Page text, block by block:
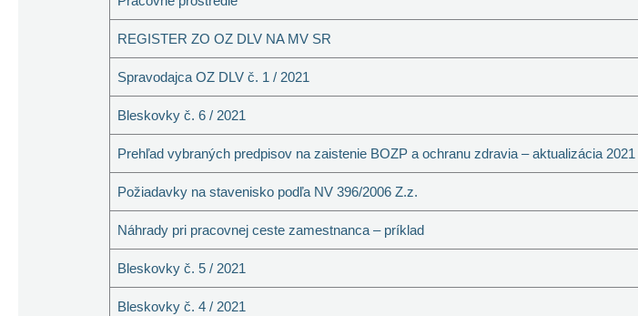
REGISTER ZO OZ DLV NA MV SR
Spravodajca OZ DLV č. 1 / 2021
Bleskovky č. 6 / 2021
Prehľad vybraných predpisov na zaistenie BOZP a ochranu zdravia – aktualizácia 2021
Požiadavky na stavenisko podľa NV 396/2006 Z.z.
Náhrady pri pracovnej ceste zamestnanca – príklad
Bleskovky č. 5 / 2021
Bleskovky č. 4 / 2021